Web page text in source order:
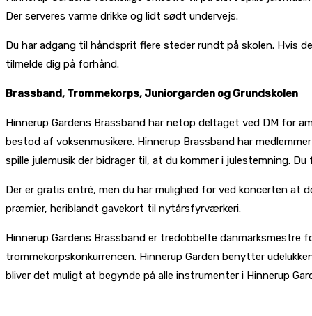
Der serveres varme drikke og lidt sødt undervejs.
Du har adgang til håndsprit flere steder rundt på skolen. Hvis
tilmelde dig på forhånd.
Brassband, Trommekorps, Juniorgarden og Grundskolen
Hinnerup Gardens Brassband har netop deltaget ved DM for
bestod af voksenmusikere. Hinnerup Brassband har
spille julemusik der bidrager til, at du kommer i julestemning.
Der er gratis entré, men du har mulighed for ved koncerten
præmier, heriblandt gavekort til nytårsfyrværkeri.
Hinnerup Gardens Brassband er tredobbelte danmarksmestre
trommekorpskonkurrencen. Hinnerup Garden benytter
bliver det muligt at begynde på alle instrumenter i Hinnerup